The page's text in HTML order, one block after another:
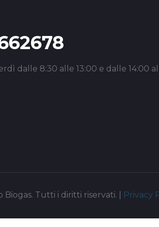
dalle 8:30 alle 13:00 e dalle 14:00
Tutti i diritti riservati. | Privacy